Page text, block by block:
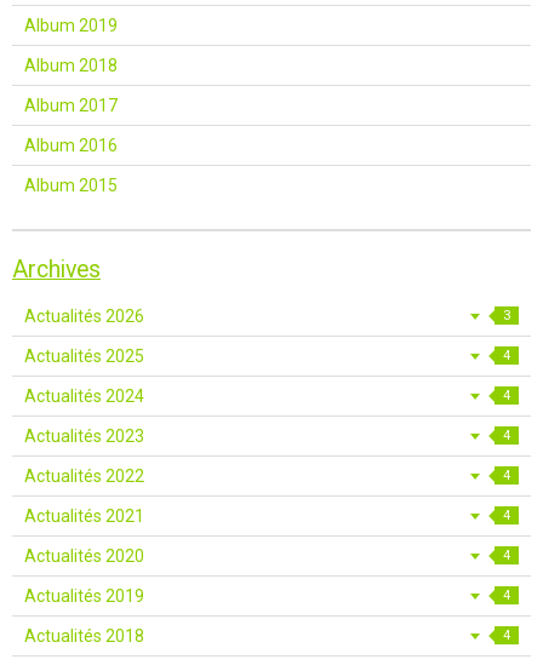
Album 2019
Album 2018
Album 2017
Album 2016
Album 2015
Archives
Actualités 2026 3
Actualités 2025 4
Actualités 2024 4
Actualités 2023 4
Actualités 2022 4
Actualités 2021 4
Actualités 2020 4
Actualités 2019 4
Actualités 2018 4